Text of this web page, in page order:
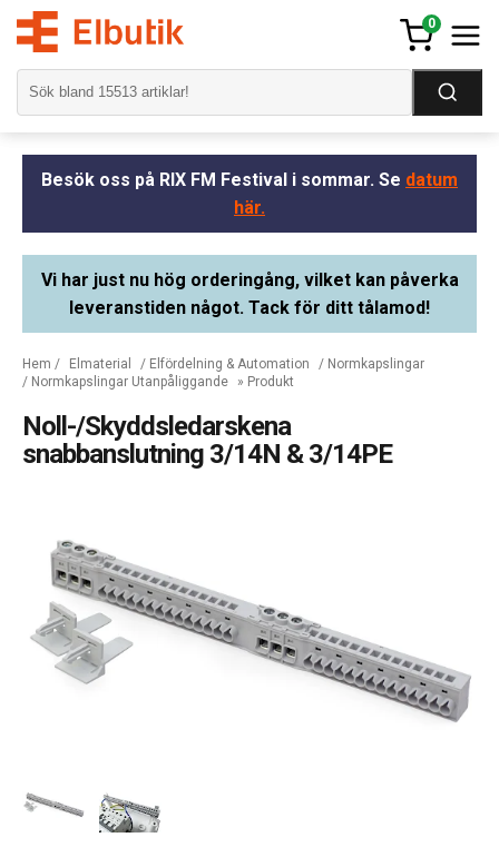
0
Besök oss på RIX FM Festival i sommar. Se datum
här.
Vi har just nu hög orderingång, vilket kan påverka
leveranstiden något. Tack för ditt tålamod!
Hem / Elmaterial / Elfördelning & Automation / Normkapslingar
/ Normkapslingar Utanpåliggande » Produkt
Noll-/Skyddsledarskena
snabbanslutning 3/14N & 3/14PE